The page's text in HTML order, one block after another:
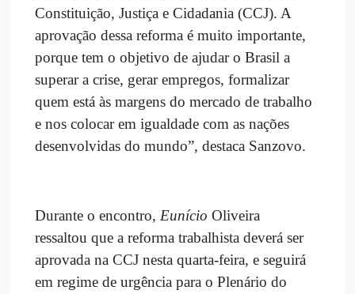
Constituição, Justiça e Cidadania (CCJ). A
aprovação dessa reforma é muito importante,
porque tem o objetivo de ajudar o Brasil a
superar a crise, gerar empregos, formalizar
quem está às margens do mercado de trabalho
e nos colocar em igualdade com as nações
desenvolvidas do mundo”, destaca Sanzovo.
Durante o encontro, Eunício Oliveira
ressaltou que a reforma trabalhista deverá ser
aprovada na CCJ nesta quarta-feira, e seguirá
em regime de urgência para o Plenário do